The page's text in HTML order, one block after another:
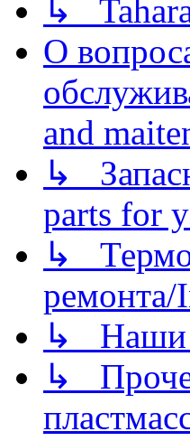
↳
О
and
↳
parts for
↳
ремонта/
↳ Наши
↳